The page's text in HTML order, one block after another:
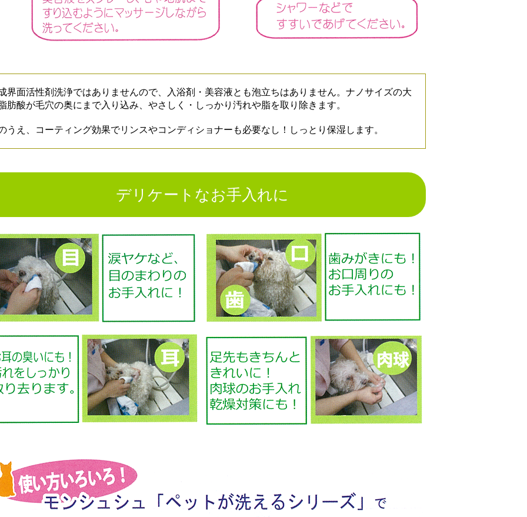
界面活性剤洗浄ではありませんので、入浴剤・美容液とも泡立ちはありません。ナノサイズの大
肪酸が毛穴の奥にまで入り込み、やさしく・しっかり汚れや脂を取り除きます。
うえ、コーティング効果でリンスやコンディショナーも必要なし！しっとり保湿します。
デリケートなお手入れに